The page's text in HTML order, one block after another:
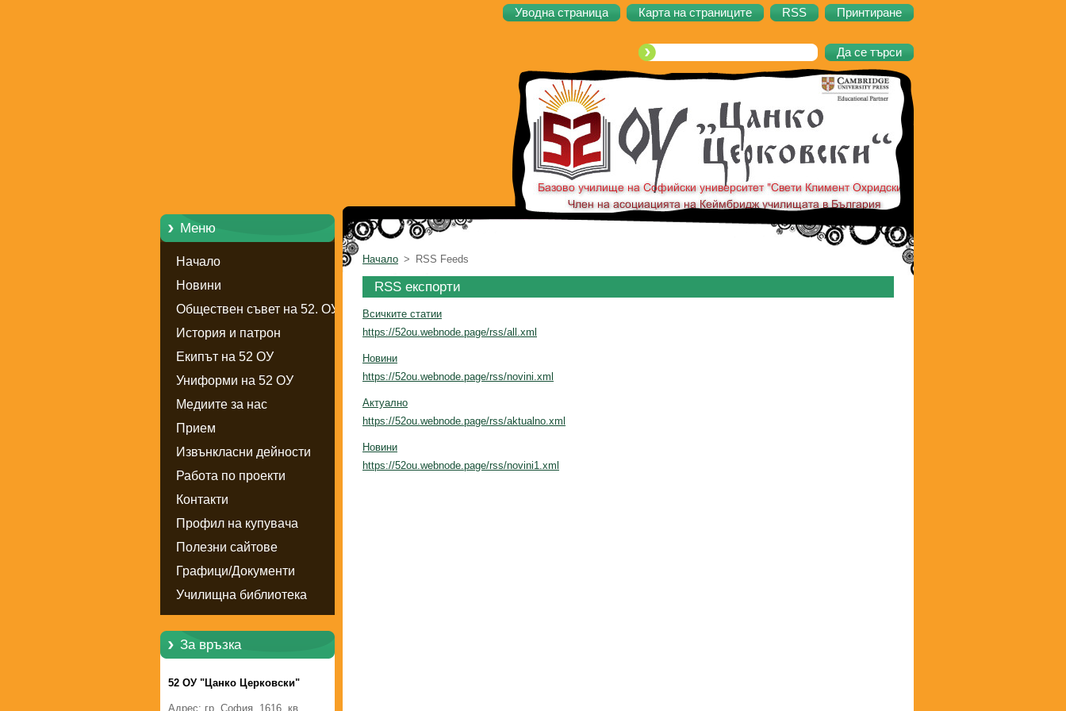
Уводна страница Карта на страниците RSS Принтиране
Меню
Начало
Новини
Обществен съвет на 52. ОУ
История и патрон
Екипът на 52 ОУ
Униформи на 52 ОУ
Медиите за нас
Прием
Извънкласни дейности
Работа по проекти
Контакти
Профил на купувача
Полезни сайтове
Графици/Документи
Училищна библиотека
За връзка
52 ОУ "Цанко Церковски"
Адрес: гр. София, 1616, кв.
Начало > RSS Feeds
RSS експорти
Всичките статии
https://52ou.webnode.page/rss/all.xml
Новини
https://52ou.webnode.page/rss/novini.xml
Актуално
https://52ou.webnode.page/rss/aktualno.xml
Новини
https://52ou.webnode.page/rss/novini1.xml